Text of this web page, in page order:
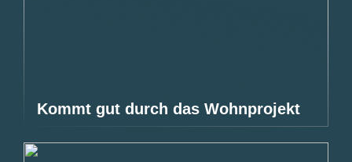
Kommt gut durch das Wohnprojekt